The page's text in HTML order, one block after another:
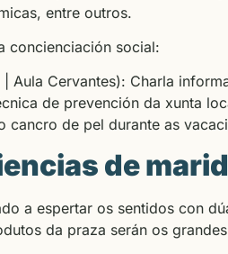
entre outros.
concienciación social:
Aula Cervantes): Charla
de prevención da xunta
cancro de pel durante as
de
a espertar os sentidos con
da praza serán os